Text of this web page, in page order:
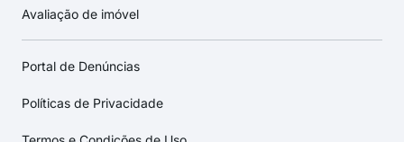
Avaliação de imóvel
Portal de Denúncias
Políticas de Privacidade